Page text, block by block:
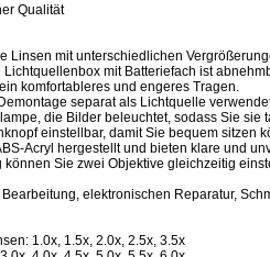
Qualität
Linsen mit unterschiedlichen
mit Batteriefach ist
komfortableres und engeres Tragen.
separat als Lichtquelle
die Bilder beleuchtet, sodass Sie
einstellbar, damit Sie bequem sitzen
Acryl hergestellt und bieten klare und
Sie zwei Objektive gleichzeitig
elektronischen Reparatur,
1.0x, 1.5x, 2.0x, 2.5x, 3.5x